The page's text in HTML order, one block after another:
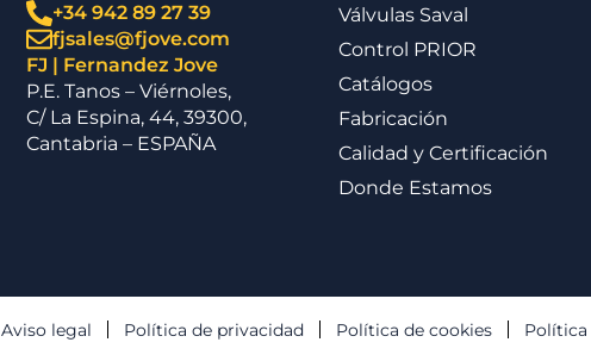
+34 942 89 27 39
fjsales@fjove.com
FJ | Fernandez Jove
P.E. Tanos – Viérnoles,
C/ La Espina, 44, 39300,
Cantabria – ESPAÑA
Válvulas Saval
Control PRIOR
Catálogos
Fabricación
Calidad y Certificación
Donde Estamos
Aviso legal Política de privacidad Política de cookies Política